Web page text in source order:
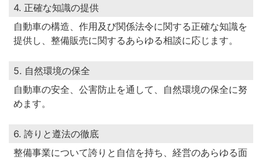
4. 正確な知識の提供
自動車の構造、作用及び関係法令に関する正確な知識を
提供し、整備販売に関するあらゆる相談に応じます。
5. 自然環境の保全
自動車の安全、公害防止を通して、自然環境の保全に努
めます。
6. 誇りと遵法の徹底
整備事業について誇りと自信を持ち、経営のあらゆる面